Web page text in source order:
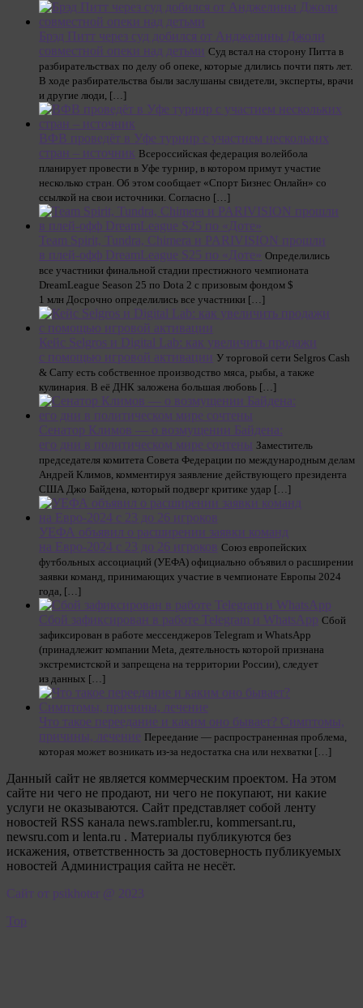
Брэд Питт через суд добился от Анджелины Джоли
совместной опеки над детьми Суд встал на сторону Питта в
разбирательствах по делу об опеке, которые длились почти пять лет.
В ходе разбирательства были заслушаны свидетели, эксперты, врачи
и другие люди, […]
ВФВ проведёт в Уфе турнир с участием нескольких
стран – источник Всероссийская федерация волейбола
планирует провести в Уфе турнир, в котором примут участие
несколько стран. Об этом сообщает «Спорт Бизнес Онлайн» со
ссылкой на свои источники. Согласно […]
Team Spirit, Tundra, Chimera и PARIVISION прошли
в плей-офф DreamLeague S25 по «Доте» Определились
все участники финальной стадии престижного чемпионата
DreamLeague Season 25 по Dota 2 с призовым фондом $
1 млн Досрочно определились все участники […]
Кейс Selgros и Digital Lab: как увеличить продажи
с помощью игровой активации У торговой сети Selgros Cash
& Carry есть собственное производство мяса, рыбы, а также
кулинария. В её ДНК заложена большая любовь […]
Сенатор Климов — о возмущении Байдена:
его дни в политическом мире сочтены Заместитель
председателя комитета Совета Федерации по международным делам
Андрей Климов, комментируя заявление действующего президента
США Джо Байдена, который подверг критике удар […]
УЕФА объявил о расширении заявки команд
на Евро-2024 с 23 до 26 игроков Союз европейских
футбольных ассоциаций (УЕФА) официально объявил о расширении
заявки команд, принимающих участие в чемпионате Европы 2024
года, […]
Сбой зафиксирован в работе Telegram и WhatsApp Сбой
зафиксирован в работе мессенджеров Telegram и WhatsApp
(принадлежит компании Meta, деятельность которой признана
экстремистской и запрещена на территории России), следует
из данных […]
Что такое переедание и каким оно бывает? Симптомы,
причины, лечение Переедание — распространенная проблема,
которая может возникать из-за недостатка сна или нехватки […]
Данный сайт не является коммерческим проектом. На этом
сайте ни чего не продают, ни чего не покупают, ни какие
услуги не оказываются. Сайт представляет собой ленту
новостей RSS канала news.rambler.ru, kommersant.ru,
newsru.com и lenta.ru . Материалы публикуются без
искажения, ответственность за достоверность публикуемых
новостей Администрация сайта не несёт.
Сайт от psikhoter @ 2023
Top